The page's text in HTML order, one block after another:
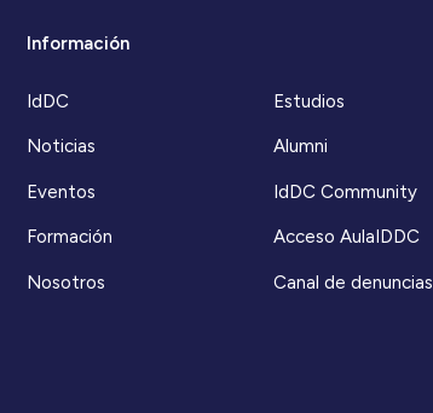
Información
IdDC
Noticias
Eventos
Formación
Nosotros
Estudios
Alumni
IdDC Community
Acceso AulaIDDC
Canal de denuncias